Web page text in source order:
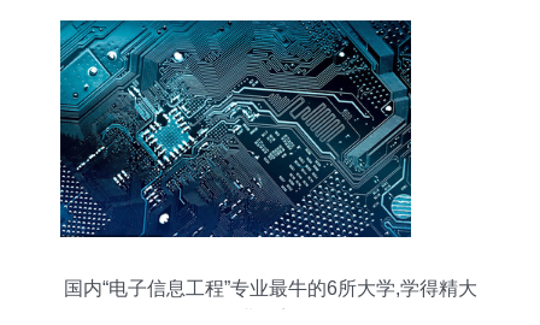
国内“电子信息工程”专业最牛的6所大学,学得精大